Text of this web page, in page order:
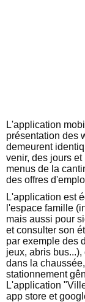
L'application
présentation des
demeurent
venir, des jours
menus de la
des offres
L'application est
l'espace famille
mais aussi pour
et consulter son
par exemple des
jeux, abris
dans la
stationnement
L'application
app store et